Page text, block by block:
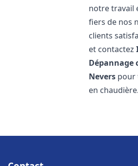
notre travail
fiers de nos
clients
et contactez
Dépannage
Nevers pour
en